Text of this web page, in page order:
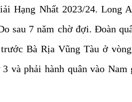
Hạng Nhất 2023/24. Long
sau 7 năm chờ đợi. Đoàn
Bà Rịa Vũng Tàu ở
và phải hành quân vào